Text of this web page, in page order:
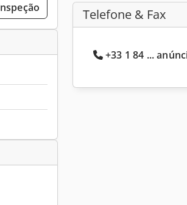
Telefone & Fax
+33 1 84 ...